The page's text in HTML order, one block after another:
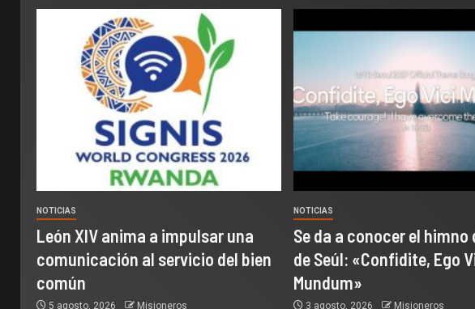
NOTICIAS
León XIV anima a impulsar una
comunicación al servicio del bien
común
5 agosto, 2026 Misioneros
NOTICIAS
Se da a conocer el himno
de Seúl: «Confidite, Ego
Mundum»
3 agosto, 2026 Misioneros